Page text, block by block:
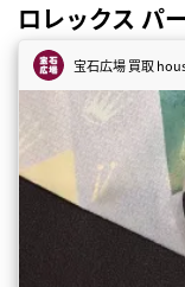
ロレックス パ
宝石広場 買取